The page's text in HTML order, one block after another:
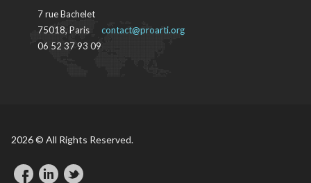
7 rue Bachelet
75018, Paris
06 52 37 93 09
contact@proarti.org
2026 © All Rights Reserved.